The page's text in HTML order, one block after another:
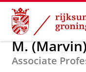
Skip
Content
Skip
Navigation
Over ons
M.
Associate